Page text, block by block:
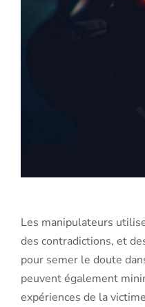
Les manipulateurs
des contradictions, et
pour semer le doute
peuvent également
expériences de la